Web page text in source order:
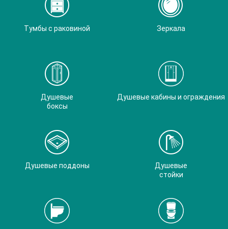
Тумбы с раковиной Зеркала
Душевые
боксы
Душевые кабины и ограждения
Душевые поддоны
Душевые
стойки